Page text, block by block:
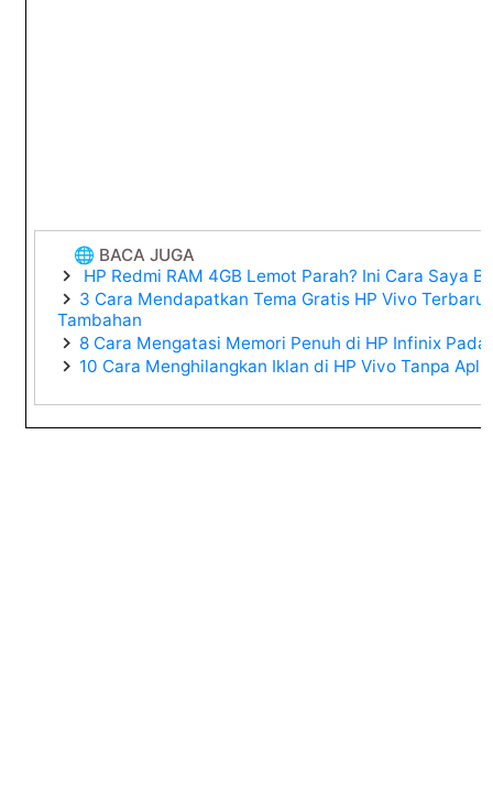
🌐 BACA JUGA
HP Redmi RAM 4GB Lemot Parah? Ini Cara Saya
3 Cara Mendapatkan Tema Gratis HP Vivo Terbaru
Tambahan
8 Cara Mengatasi Memori Penuh di HP Infinix
10 Cara Menghilangkan Iklan di HP Vivo Tanpa